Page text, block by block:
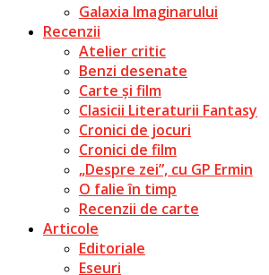
Galaxia Imaginarului
Recenzii
Atelier critic
Benzi desenate
Carte și film
Clasicii Literaturii Fantasy
Cronici de jocuri
Cronici de film
„Despre zei”, cu GP Ermin
O falie în timp
Recenzii de carte
Articole
Editoriale
Eseuri